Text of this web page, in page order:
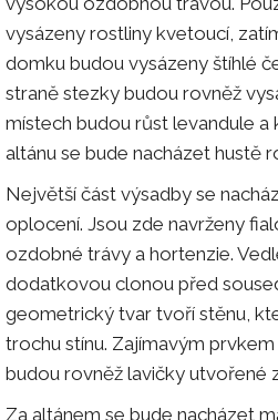
vysázeny rostliny kvetoucí,
domku budou vysázeny štíhlé
straně stezky budou rovněž
místech budou růst levandule a
altánu se bude nacházet hustě
Největší část výsadby se
oplocení. Jsou zde navrženy
ozdobné trávy a hortenzie.
dodatkovou clonou před
geometrický tvar tvoří stěnu,
trochu stínu. Zajímavým
budou rovněž lavičky utvořené
Za altánem se bude nacházet